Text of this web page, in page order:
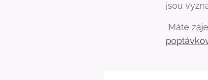
jsou
Máte